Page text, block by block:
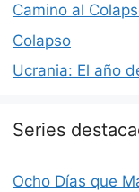
Camino al
Colapso
Ucrania: El año
Series
Ocho Días que